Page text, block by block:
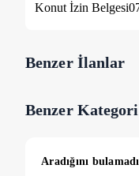
Konut İzin Belgesi
Benzer İlanlar
Benzer
Aradığını